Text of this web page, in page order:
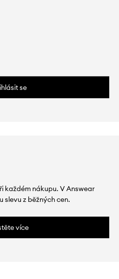
se
každém nákupu. V Answear
slevu z běžných cen.
více